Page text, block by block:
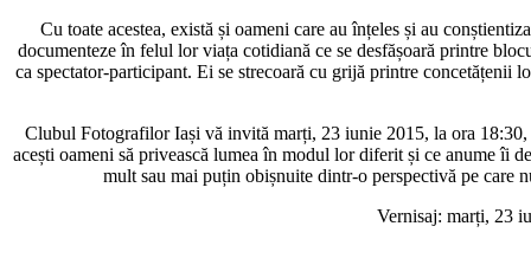
Cu toate acestea, există și oameni care au înțeles și au
documenteze în felul lor viața cotidiană ce se desfășoară printre
ca spectator-participant. Ei se strecoară cu grijă printre concetățenii
Clubul Fotografilor Iași vă invită marți, 23 iunie 2015, la ora 18:30,
acești oameni să privească lumea în modul lor diferit și ce anume îi
mult sau mai puțin obișnuite dintr-o perspectivă pe care
Vernisaj: marți, 23